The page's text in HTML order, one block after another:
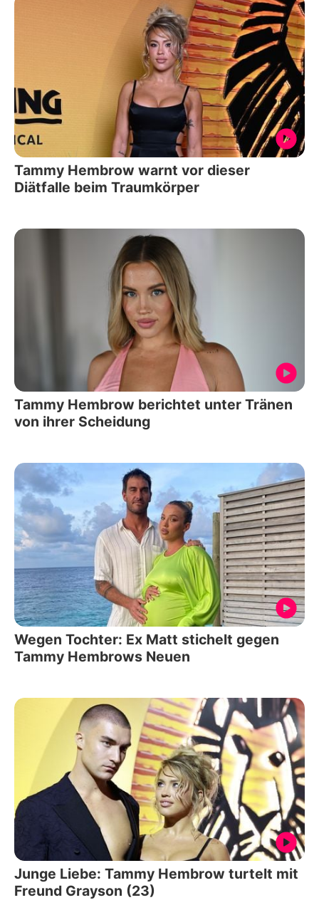
Tammy Hembrow warnt vor dieser
Diätfalle beim Traumkörper
Tammy Hembrow berichtet unter Tränen
von ihrer Scheidung
Wegen Tochter: Ex Matt stichelt gegen
Tammy Hembrows Neuen
Junge Liebe: Tammy Hembrow turtelt mit
Freund Grayson (23)